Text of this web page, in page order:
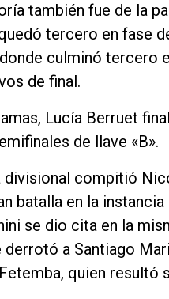
también fue de la
tercero en fase
culminó tercero
de final.
Lucía Berruet
de llave «B».
divisional compitió
batalla en la
se dio cita en la
derrotó a Santiago
quien resultó